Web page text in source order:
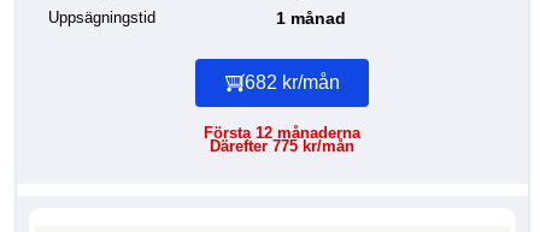
Uppsägningstid 1 månad
682 kr/mån
Första 12 månaderna
Därefter 775 kr/mån